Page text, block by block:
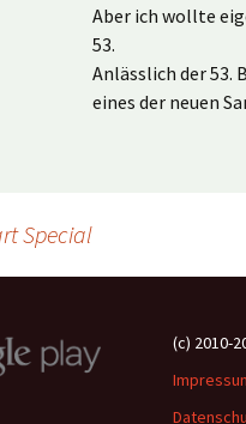
Aber ich wollte
53.
Anlässlich der 53.
eines der neuen
Special
(c) 2010-